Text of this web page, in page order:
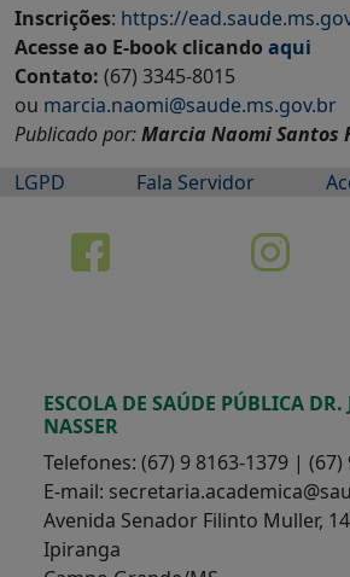
Inscrições: https://
Acesse ao E-book clicando aqui
Contato: (67) 3345-8015
ou marcia.naomi@saude.ms.gov.br
Publicado por:Marcia Naomi Santos
LGPD
Fala Servidor
ESCOLA DE SAÚDE PÚBLICA DR.
NASSER
Telefones: (67) 9 8163-1379 | (67)
E-mail:
Avenida Senador Filinto Muller,
Ipiranga